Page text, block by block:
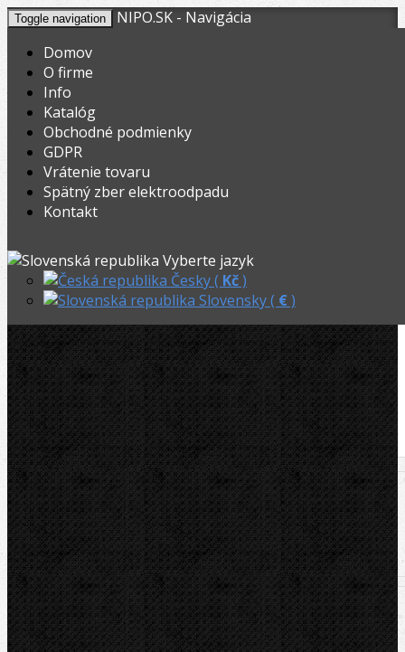
Toggle navigation
NIPO.SK - Navigácia
Domov
O firme
Info
Katalóg
Obchodné podmienky
GDPR
Vrátenie tovaru
Spätný zber elektroodpadu
Kontakt
Vyberte jazyk
Česky ( Kč)
Slovensky ( €)
V nákupnom košíku máte
Celkom: 0,00
Registrovať Prihlásiť
NIPO.CZ
Virax expander set Cu 12,14,16,18,22,28,32mm
Virax expandér set Cu
12,14,16,18,22,28,32mm